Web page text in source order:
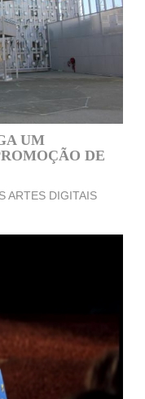
UM
DE
ARTES DIGITAIS